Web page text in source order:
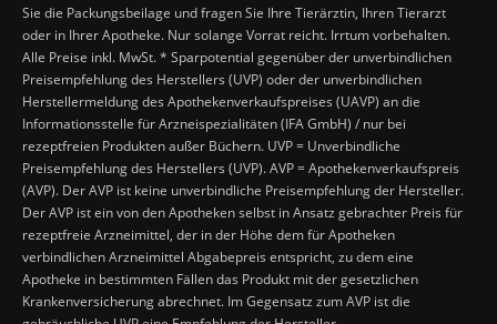
Sie die Packungsbeilage und fragen Sie Ihre Tierärztin, Ihren Tierarzt
oder in Ihrer Apotheke. Nur solange Vorrat reicht. Irrtum vorbehalten.
Alle Preise inkl. MwSt. * Sparpotential gegenüber der unverbindlichen
Preisempfehlung des Herstellers (UVP) oder der unverbindlichen
Herstellermeldung des Apothekenverkaufspreises (UAVP) an die
Informationsstelle für Arzneispezialitäten (IFA GmbH) / nur bei
rezeptfreien Produkten außer Büchern. UVP = Unverbindliche
Preisempfehlung des Herstellers (UVP). AVP = Apothekenverkaufspreis
(AVP). Der AVP ist keine unverbindliche Preisempfehlung der Hersteller.
Der AVP ist ein von den Apotheken selbst in Ansatz gebrachter Preis für
rezeptfreie Arzneimittel, der in der Höhe dem für Apotheken
verbindlichen Arzneimittel Abgabepreis entspricht, zu dem eine
Apotheke in bestimmten Fällen das Produkt mit der gesetzlichen
Krankenversicherung abrechnet. Im Gegensatz zum AVP ist die